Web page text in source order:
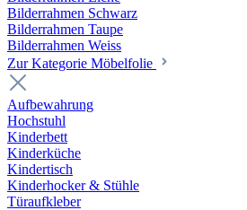
Bilderrahmen Schwarz
Bilderrahmen Taupe
Bilderrahmen Weiss
Zur Kategorie Möbelfolie
Aufbewahrung
Hochstuhl
Kinderbett
Kinderküche
Kindertisch
Kinderhocker & Stühle
Türaufkleber